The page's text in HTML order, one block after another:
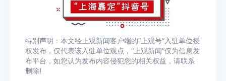
特别声明：本文经上观新闻客户端的“上观号”入驻单位授
权发布，仅代表该入驻单位观点，“上观新闻”仅为信息发
布平台，如您认为发布内容侵犯您的相关权益，请联系
删除!